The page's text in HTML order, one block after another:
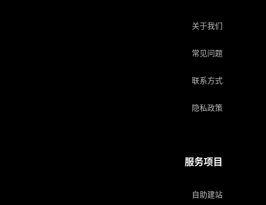
关于我们
常见问题
联系方式
隐私政策
服务项目
自助建站